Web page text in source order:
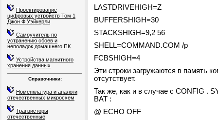
Проектирование
цифровых устройств Том 1
Джон Ф Уэйкерли
Самоучитель по
устранению сбоев и
неполадок домашнего ПК
Устройства магнитного
хранения данных
Справочники:
Номенклатура и аналоги
отечественных микросхем
Транзисторы
отечественные
LASTDRIVEHIGH=Z
BUFFERSHIGH=30
STACKSHIGH=9,2 56
SHELL=COMMAND.COM /p
FCBSHIGH=4
Эти строки загружаются в память
отсутствует.
Так же, как и в случае с CONFIG .
BAT :
@ ЕСНО OFF